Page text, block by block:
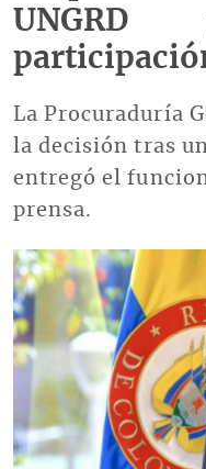
UNGRD
La Procuraduría
la decisión tras
entregó el
prensa.
Imagen